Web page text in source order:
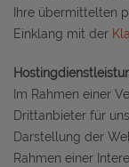
Ihre übermittelten
Einklang mit der
Im Rahmen einer
Drittanbieter für
Darstellung der
Rahmen einer